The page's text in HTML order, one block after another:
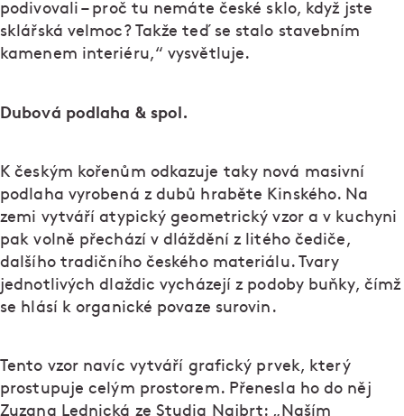
podivovali – proč tu nemáte české sklo, když jste
sklářská velmoc? Takže teď se stalo stavebním
kamenem interiéru,“ vysvětluje.
Dubová podlaha & spol.
K českým kořenům odkazuje taky nová masivní
podlaha vyrobená z dubů hraběte Kinského. Na
zemi vytváří atypický geometrický vzor a v kuchyni
pak volně přechází v dláždění z litého čediče,
dalšího tradičního českého materiálu. Tvary
jednotlivých dlaždic vycházejí z podoby buňky, čímž
se hlásí k organické povaze surovin.
Tento vzor navíc vytváří grafický prvek, který
prostupuje celým prostorem. Přenesla ho do něj
Zuzana Lednická ze Studia Najbrt: „Naším